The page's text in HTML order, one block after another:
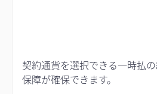
契約通貨を選択できる一時払
保障が確保できます。